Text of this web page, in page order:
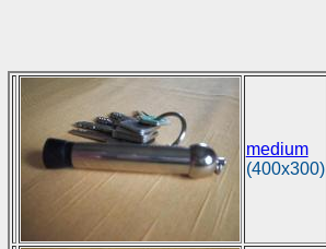
medium
(400x300)